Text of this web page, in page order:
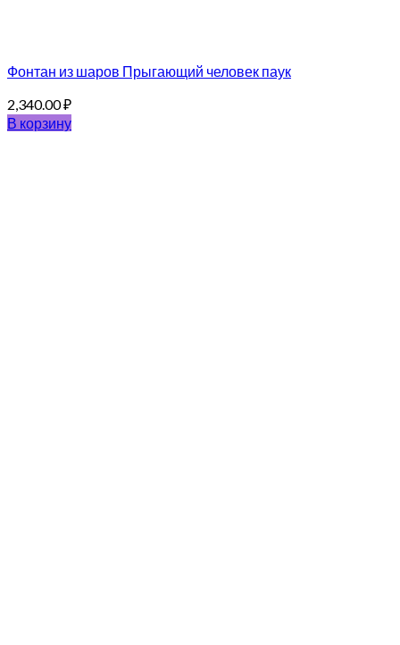
Фонтан из шаров Прыгающий человек паук
2,340.00₽
В корзину